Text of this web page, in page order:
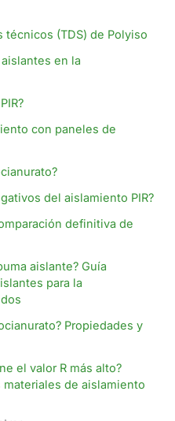
técnicos (TDS) de Polyiso
en la
con paneles de
del aislamiento PIR?
definitiva de
aislante? Guía
para la
Propiedades y
el valor R más alto?
de aislamiento